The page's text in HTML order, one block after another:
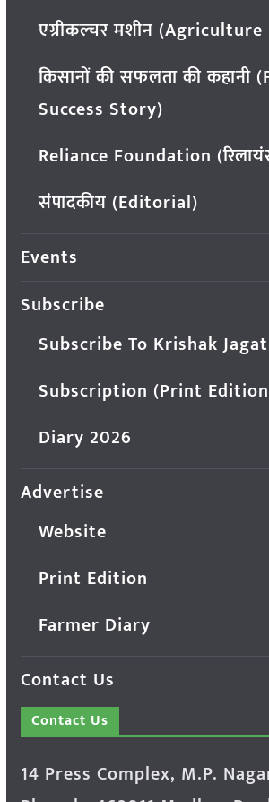
एग्रीकल्चर मशीन
किसानों की सफलता की कहानी
Success Story)
Reliance Foundation
संपादकीय (Editorial)
Events
Subscribe
Subscribe To Krishak
Subscription (Print
Diary 2026
Advertise
Website
Print Edition
Farmer Diary
Contact Us
Contact Us
14 Press Complex, M.P.